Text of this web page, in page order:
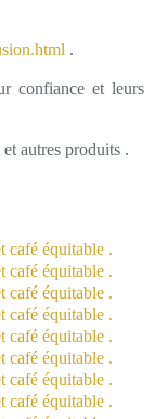
.
confiance et leurs
autres produits .